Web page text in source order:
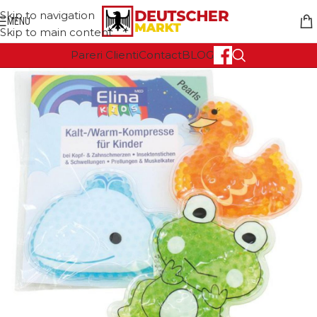
Skip to navigation
Skip to main content
MENU
Pareri ClientiContactBLOG